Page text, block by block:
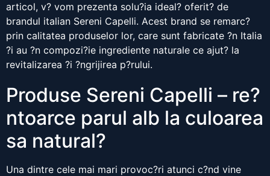
articol, v? vom prezenta solu?ia ideal? oferit? de
brandul italian Sereni Capelli. Acest brand se remarc?
prin calitatea produselor lor, care sunt fabricate ?n Italia
?i au ?n compozi?ie ingrediente naturale ce ajut? la
revitalizarea ?i ?ngrijirea p?rului.
Produse Sereni Capelli – re?
ntoarce parul alb la culoarea
sa natural?
Una dintre cele mai mari provoc?ri atunci c?nd vine